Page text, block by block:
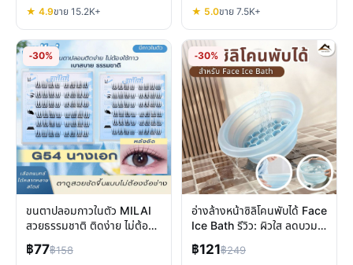
★ 4.9ขาย 15.2K+ ★ 5.0ขาย 7.5K+
-30%
ขนตาปลอมกาวในตัว MILAI
สวยธรรมชาติ ติดง่าย ไม่ต้อง
ง้อกาวเพิ่ม
฿77฿158
-30%
อ่างล้างหน้าซิลิโคนพับได้ Face
Ice Bath รีวิว: ผิวใส ลดบวม
พกพาง่าย
฿121฿249